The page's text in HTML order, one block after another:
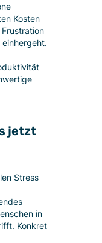
Kosten
jetzt
Stress
in
Konkret